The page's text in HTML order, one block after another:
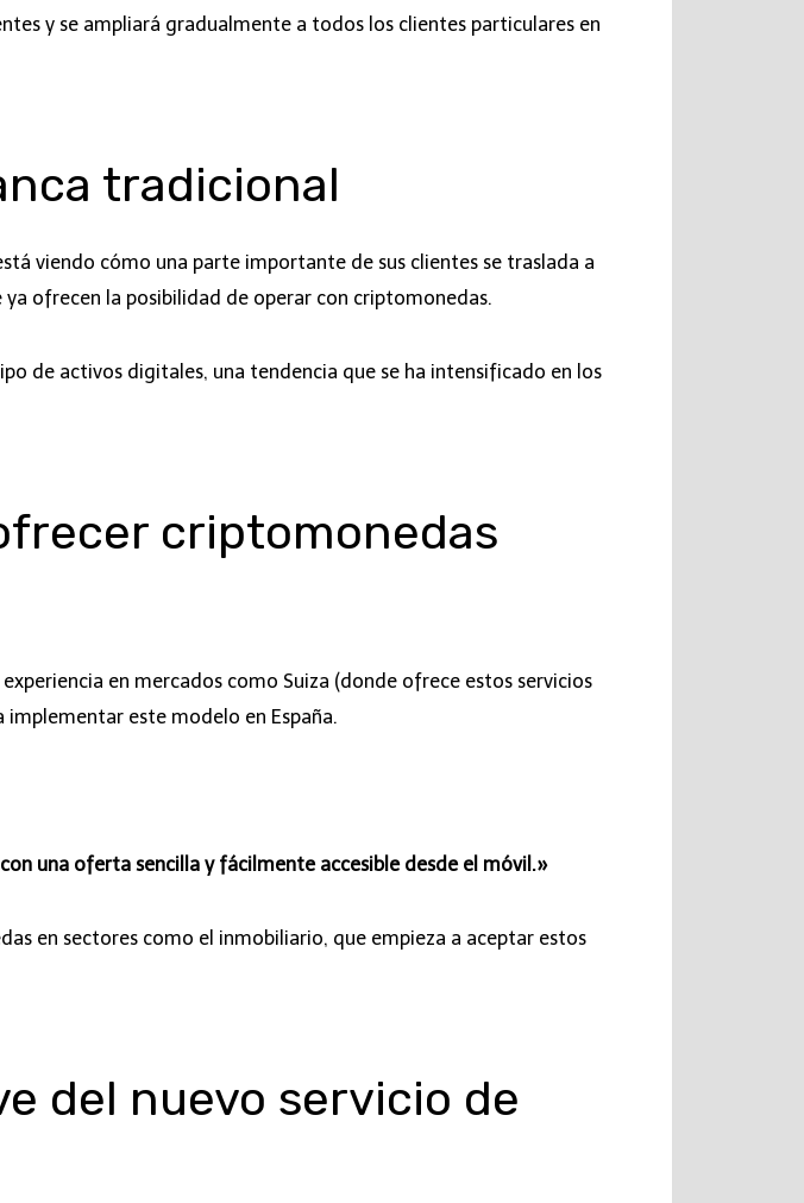
y se ampliará gradualmente a todos los clientes particulares en
tradicional
viendo cómo una parte importante de sus clientes se traslada a
ofrecen la posibilidad de operar con criptomonedas.
de activos digitales, una tendencia que se ha intensificado en los
criptomonedas
en mercados como Suiza (donde ofrece estos servicios
implementar este modelo en España.
una oferta sencilla y fácilmente accesible desde el móvil.»
en sectores como el inmobiliario, que empieza a aceptar estos
del nuevo servicio de